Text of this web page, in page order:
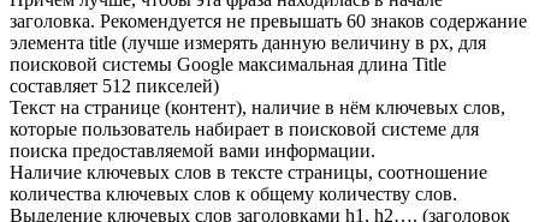
заголовка. Рекомендуется не превышать 60 знаков содержание
элемента title (лучше измерять данную величину в px, для
поисковой системы Google максимальная длина Title
составляет 512 пикселей)
Текст на странице (контент), наличие в нём ключевых слов,
которые пользователь набирает в поисковой системе для
поиска предоставляемой вами информации.
Наличие ключевых слов в тексте страницы, соотношение
количества ключевых слов к общему количеству слов.
Выделение ключевых слов заголовками h1, h2…. (заголовок